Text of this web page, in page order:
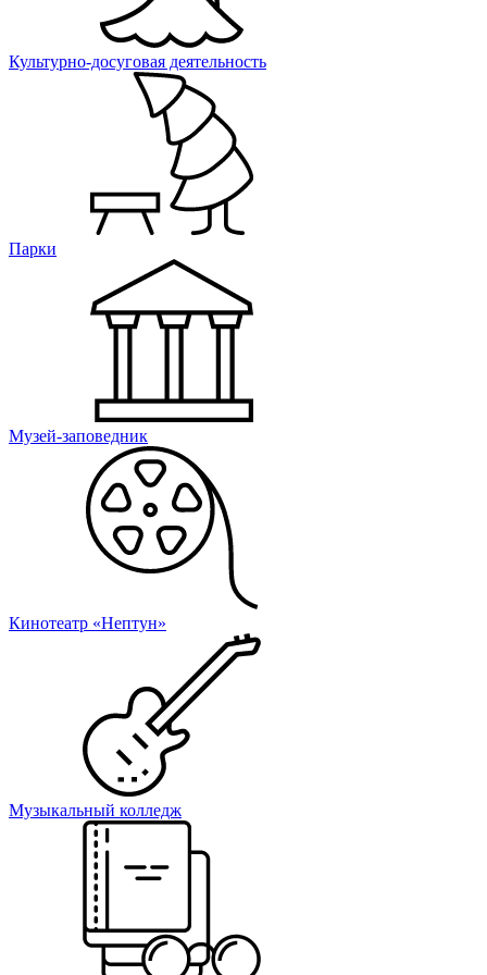
Культурно-досуговая деятельность
Парки
Музей-заповедник
Кинотеатр «Нептун»
Музыкальный колледж